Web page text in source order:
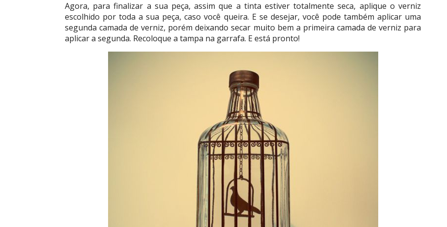
Agora, para finalizar a sua peça, assim que a tinta estiver totalmente seca, aplique o verniz
escolhido por toda a sua peça, caso você queira. E se desejar, você pode também aplicar uma
segunda camada de verniz, porém deixando secar muito bem a primeira camada de verniz para
aplicar a segunda. Recoloque a tampa na garrafa. E está pronto!